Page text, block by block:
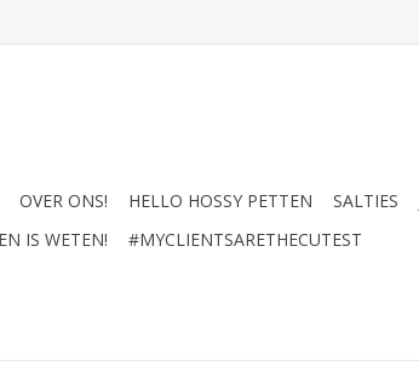
OVER ONS! HELLO HOSSY PETTEN SALTIES
IS WETEN! #MYCLIENTSARETHECUTEST